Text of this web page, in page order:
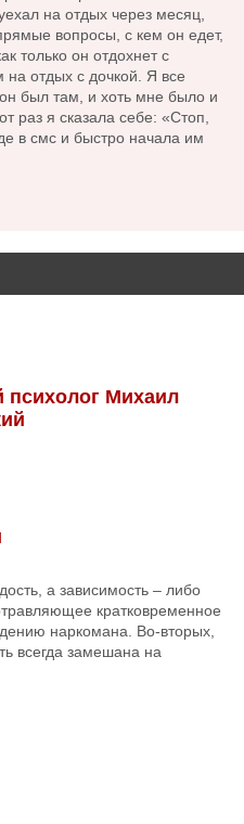
психолог Михаил
а зависимость – либо
кратковременное
наркомана. Во-вторых,
всегда замешана на
на отдых через месяц,
вопросы, с кем он едет,
только он отдохнет с
отдых с дочкой. Я все
был там, и хоть мне было и
раз я сказала себе: «Стоп,
в смс и быстро начала им